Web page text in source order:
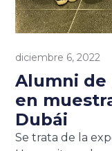
diciembre 6, 2022
Alumni de
en
Dubái
Se trata de la